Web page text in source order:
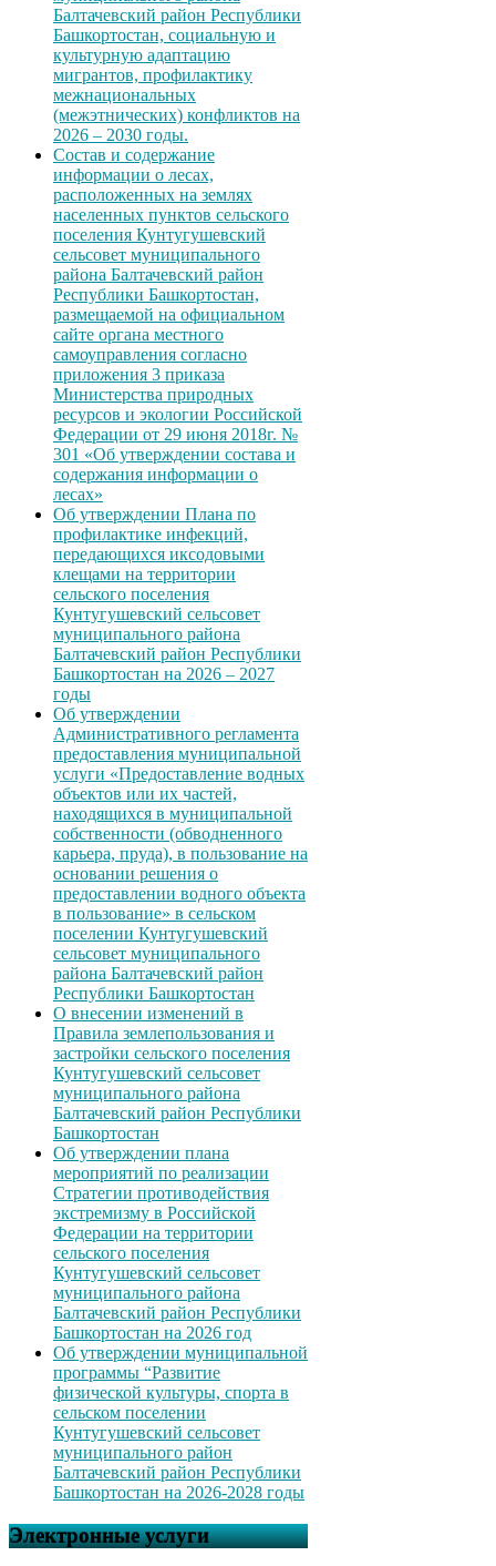
Балтачевский район Республики
Башкортостан, социальную и
культурную адаптацию
мигрантов, профилактику
межнациональных
(межэтнических) конфликтов на
2026 – 2030 годы.
Состав и содержание
информации о лесах,
расположенных на землях
населенных пунктов сельского
поселения Кунтугушевский
сельсовет муниципального
района Балтачевский район
Республики Башкортостан,
размещаемой на официальном
сайте органа местного
самоуправления согласно
приложения 3 приказа
Министерства природных
ресурсов и экологии Российской
Федерации от 29 июня 2018г. №
301 «Об утверждении состава и
содержания информации о
лесах»
Об утверждении Плана по
профилактике инфекций,
передающихся иксодовыми
клещами на территории
сельского поселения
Кунтугушевский сельсовет
муниципального района
Балтачевский район Республики
Башкортостан на 2026 – 2027
годы
Об утверждении
Административного регламента
предоставления муниципальной
услуги «Предоставление водных
объектов или их частей,
находящихся в муниципальной
собственности (обводненного
карьера, пруда), в пользование на
основании решения о
предоставлении водного объекта
в пользование» в сельском
поселении Кунтугушевский
сельсовет муниципального
района Балтачевский район
Республики Башкортостан
О внесении изменений в
Правила землепользования и
застройки сельского поселения
Кунтугушевский сельсовет
муниципального района
Балтачевский район Республики
Башкортостан
Об утверждении плана
мероприятий по реализации
Стратегии противодействия
экстремизму в Российской
Федерации на территории
сельского поселения
Кунтугушевский сельсовет
муниципального района
Балтачевский район Республики
Башкортостан на 2026 год
Об утверждении муниципальной
программы “Развитие
физической культуры, спорта в
сельском поселении
Кунтугушевский сельсовет
муниципального район
Балтачевский район Республики
Башкортостан на 2026-2028 годы
Электронные услуги